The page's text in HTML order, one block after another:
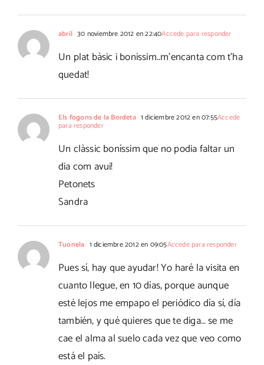
abril 30 noviembre 2012 en 22:40Accede para responder
Un plat bàsic i bonissim..m'encanta com t'ha
quedat!
Els fogons de la Bordeta 1 diciembre 2012 en 07:55Accede
para responder
Un clàssic boníssim que no podia faltar un
dia com avui!
Petonets
Sandra
Tuonela 1 diciembre 2012 en 09:05Accede para responder
Pues sí, hay que ayudar! Yo haré la visita en
cuanto llegue, en 10 días, porque aunque
esté lejos me empapo el periódico día sí, día
también, y qué quieres que te diga… se me
cae el alma al suelo cada vez que veo como
está el país.